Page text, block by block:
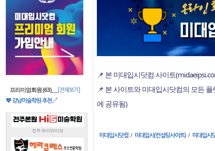
프리미엄회원 (63)___
[전체보기]
💙 강남미술학원 추천↗
📌 본 미대입시닷컴 사이트
📌 본 사이트와 미대입시닷컴의 모든
에 공유됨)
미대입시닷컴/ 미대입시(컨설팅사이트)/ 미대입시